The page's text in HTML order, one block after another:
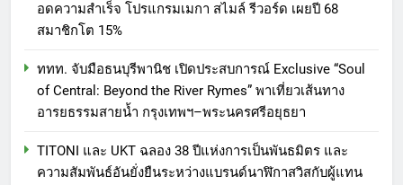
อดความสำเร็จ โปรแกรมเมกา สไมล์ รีวอร์ด เผยปี 68
สมาชิกโต 15%
ททท. จับมือธนบุรีพานิช เปิดประสบการณ์ Exclusive “Soul
of Central: Beyond the River Rymes” พาเที่ยวเส้นทาง
อารยธรรมสายน้ำ กรุงเทพฯ–พระนครศรีอยุธยา
TITONI และ UKT ฉลอง 38 ปีแห่งการเป็นพันธมิตร และ
ความสัมพันธ์อันยั่งยืนระหว่างแบรนด์นาฬิกาสวิสกับผู้แทน